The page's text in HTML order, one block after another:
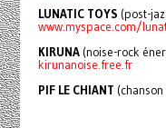
LUNATIC TOYS (post-
www.myspace.com/
KIRUNA(noise-rock
kirunanoise.free.fr
PIF LE CHIANT